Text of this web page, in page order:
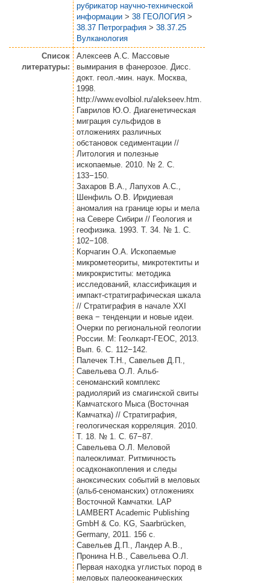
рубрикатор научно-технической
информации > 38 ГЕОЛОГИЯ >
38.37 Петрография > 38.37.25
Вулканология
Список
литературы:
Алексеев А.С. Массовые
вымирания в фанерозое. Дисс.
докт. геол.-мин. наук. Москва,
1998.
http://www.evolbiol.ru/alekseev.htm.
Гаврилов Ю.О. Диагенетическая
миграция сульфидов в
отложениях различных
обстановок седиментации //
Литология и полезные
ископаемые. 2010. № 2. С.
133−150.
Захаров В.А., Лапухов А.С.,
Шенфиль О.В. Иридиевая
аномалия на границе юры и мела
на Севере Сибири // Геология и
геофизика. 1993. Т. 34. № 1. С.
102−108.
Корчагин О.А. Ископаемые
микрометеориты, микротектиты и
микрокриститы: методика
исследований, классификация и
импакт-стратиграфическая шкала
// Стратиграфия в начале XXI
века − тенденции и новые идеи.
Очерки по региональной геологии
России. М: Геолкарт-ГЕОС, 2013.
Вып. 6. С. 112−142.
Палечек Т.Н., Савельев Д.П.,
Савельева О.Л. Альб-
сеноманский комплекс
радиолярий из смагинской свиты
Камчатского Мыса (Восточная
Камчатка) // Стратиграфия,
геологическая корреляция. 2010.
Т. 18. № 1. С. 67−87.
Савельева О.Л. Меловой
палеоклимат. Ритмичность
осадконакопления и следы
аноксических событий в меловых
(альб-сеноманских) отложениях
Восточной Камчатки. LAP
LAMBERT Academic Publishing
GmbH & Co. KG, Saarbrücken,
Germany, 2011. 156 с.
Савельев Д.П., Ландер А.В.,
Пронина Н.В., Савельева О.Л.
Первая находка углистых пород в
меловых палеоокеанических